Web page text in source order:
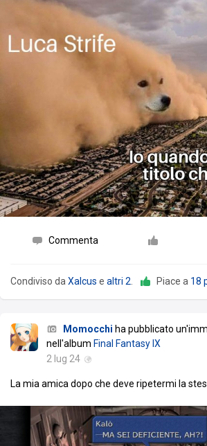
Commenta
Condiviso da Xalcus e altri 2 Piace a 18
Momocchi ha pubblicato
nell'album Final Fantasy IX
2 lug 24
La mia amica dopo che deve ripetermi la